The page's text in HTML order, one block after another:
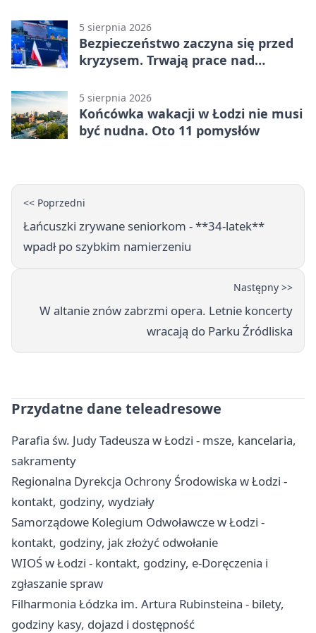
5 sierpnia 2026
Bezpieczeństwo zaczyna się przed
kryzysem. Trwają prace nad
5 sierpnia 2026
Końcówka wakacji w Łodzi nie musi
być nudna. Oto 11 pomysłów
<< Poprzedni
Łańcuszki zrywane seniorkom - **34-latek**
wpadł po szybkim namierzeniu
Następny >>
W altanie znów zabrzmi opera. Letnie koncerty
wracają do Parku Źródliska
Przydatne dane teleadresowe
Parafia św. Judy Tadeusza w Łodzi - msze, kancelaria,
sakramenty
Regionalna Dyrekcja Ochrony Środowiska w Łodzi -
kontakt, godziny, wydziały
Samorządowe Kolegium Odwoławcze w Łodzi -
kontakt, godziny, jak złożyć odwołanie
WIOŚ w Łodzi - kontakt, godziny, e-Doręczenia i
zgłaszanie spraw
Filharmonia Łódzka im. Artura Rubinsteina - bilety,
godziny kasy, dojazd i dostępność